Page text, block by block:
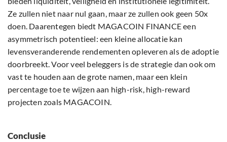
Ze zullen niet naar nul gaan, maar ze zullen ook geen 50x
doen. Daarentegen biedt MAGACOIN FINANCE een
asymmetrisch potentieel: een kleine allocatie kan
levensveranderende rendementen opleveren als de adoptie
doorbreekt. Voor veel beleggers is de strategie dan ook om
vast te houden aan de grote namen, maar een klein
percentage toe te wijzen aan high-risk, high-reward
projecten zoals MAGACOIN.
Conclusie